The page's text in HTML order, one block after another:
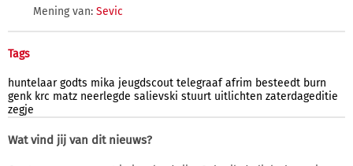
Mening van: Sevic
Tags
huntelaar godts mika jeugdscout telegraaf afrim besteedt burn
genk krc matz neerlegde salievski stuurt uitlichten zaterdageditie
zegje
Wat vind jij van dit nieuws?